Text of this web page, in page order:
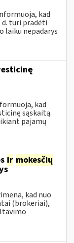
kad
d. turi pradėti
laiku nepadarys
kad
sąskaitą.
pajamų
ir mokesčių
kad nuo
(brokeriai),